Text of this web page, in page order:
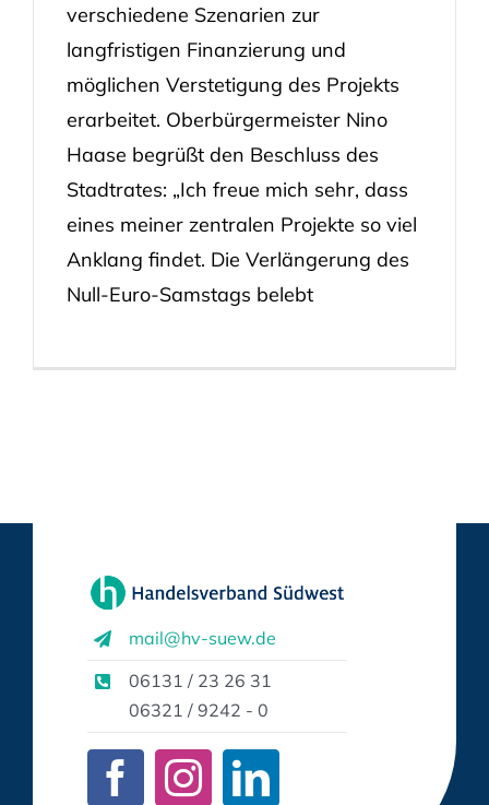
verschiedene Szenarien zur
langfristigen Finanzierung und
möglichen Verstetigung des Projekts
erarbeitet. Oberbürgermeister Nino
Haase begrüßt den Beschluss des
Stadtrates: „Ich freue mich sehr, dass
eines meiner zentralen Projekte so viel
Anklang findet. Die Verlängerung des
Null-Euro-Samstags belebt
mail@hv-suew.de
06131 / 23 26 31
06321 / 9242 - 0